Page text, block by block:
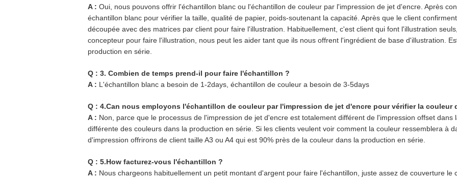
A : Oui, nous pouvons offrir l'échantillon blanc ou l'échantillon de couleur par l'impression de jet d'encre. Après
échantillon blanc pour vérifier la taille, qualité de papier, poids-soutenant la capacité. Après que le client
découpée avec des matrices par client pour faire l'illustration. Habituellement, c'est client qui font l'illustration
concepteur pour faire l'illustration, nous peut les aider tant que ils nous offrent l'ingrédient de base d'illustration.
production en série.
Q : 3. Combien de temps prend-il pour faire l'échantillon ?
A : L'échantillon blanc a besoin de 1-2days, échantillon de couleur a besoin de 3-5days
Q : 4.Can nous employons l'échantillon de couleur par l'impression de jet d'encre pour vérifier la couleur
A : Non, parce que le processus de l'impression de jet d'encre est totalement différent de l'impression offset
différente des couleurs dans la production en série. Si les clients veulent voir comment la couleur ressemblera à
d'impression offrirons de client taille A3 ou A4 qui est 90% près de la couleur dans la production en série.
Q : 5.How facturez-vous l'échantillon ?
A : Nous chargeons habituellement un petit montant d'argent pour faire l'échantillon, juste assez de couverture